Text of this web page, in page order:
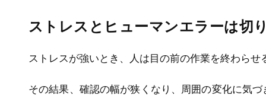
ストレスとヒューマンエラーは切
ストレスが強いとき、人は目の前の作業を終わら
その結果、確認の幅が狭くなり、周囲の変化に気